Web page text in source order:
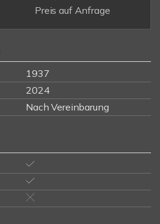
Preis auf Anfrage
1937
2024
Nach Vereinbarung